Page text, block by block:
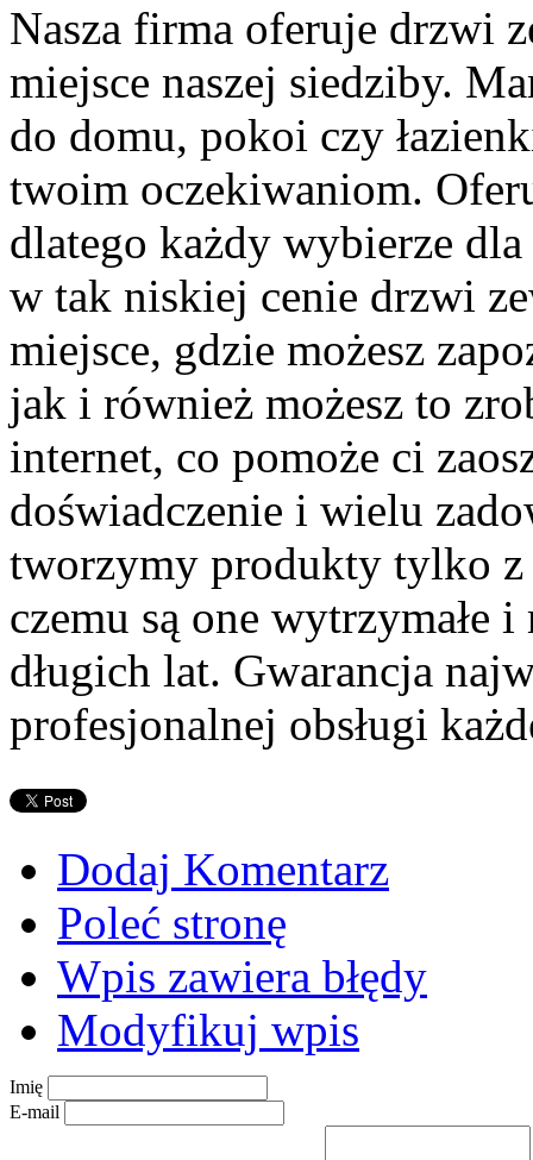
Nasza firma oferuje drzwi
miejsce naszej siedziby.
do domu, pokoi czy
twoim oczekiwaniom.
dlatego każdy wybierze
w tak niskiej cenie drzwi
miejsce, gdzie możesz
jak i również możesz to
internet, co pomoże ci
doświadczenie i wielu
tworzymy produkty tylko z
czemu są one wytrzymałe
długich lat. Gwarancja
profesjonalnej obsługi
Dodaj Komentarz
Poleć stronę
Wpis zawiera błędy
Modyfikuj wpis
Imię
E-mail